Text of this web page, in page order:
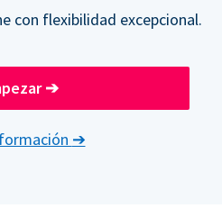
con flexibilidad excepcional.
➔
➔